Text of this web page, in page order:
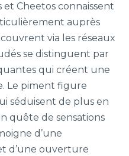
et Cheetos connaissent
auprès
via les réseaux
se distinguent par
qui créent une
Le piment figure
séduisent de plus en
quête de sensations
d’une
d’une ouverture